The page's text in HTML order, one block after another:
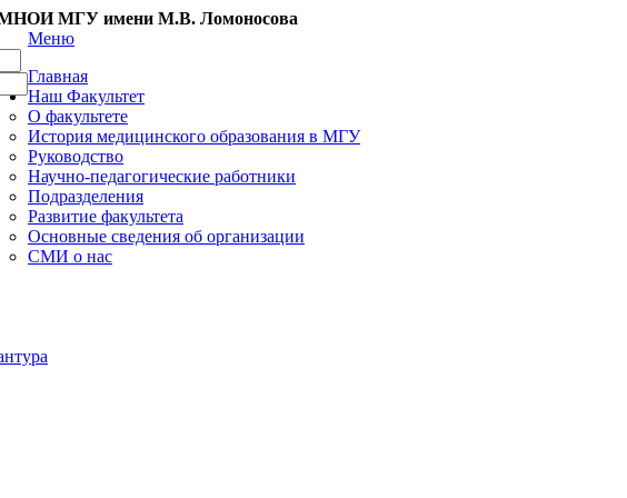
МНОИ МГУ имени М.В. Ломоносова
Меню
Главная
Наш Факультет
О факультете
История медицинского образования в МГУ
Руководство
Научно-педагогические работники
Подразделения
Развитие факультета
Основные сведения об организации
СМИ о нас